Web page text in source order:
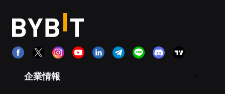
企業情報